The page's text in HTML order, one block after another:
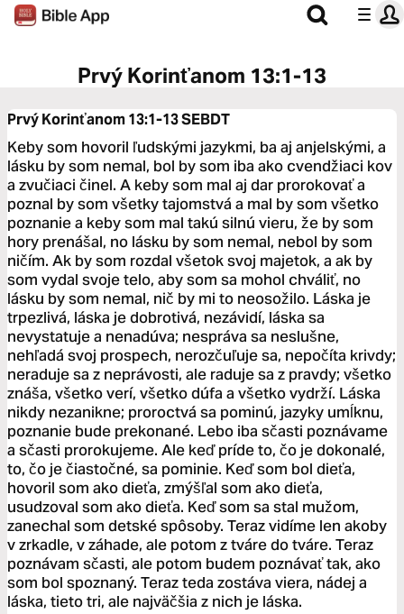
Prvý Korinťanom 13:1-13
Prvý Korinťanom 13:1-13SEBDT
Keby som hovoril ľudskými jazykmi, ba aj anjelskými, a
lásku by som nemal, bol by som iba ako cvendžiaci kov
a zvučiaci činel. A keby som mal aj dar prorokovať a
poznal by som všetky tajomstvá a mal by som všetko
poznanie a keby som mal takú silnú vieru, že by som
hory prenášal, no lásku by som nemal, nebol by som
ničím. Ak by som rozdal všetok svoj majetok, a ak by
som vydal svoje telo, aby som sa mohol chváliť, no
lásku by som nemal, nič by mi to neosožilo. Láska je
trpezlivá, láska je dobrotivá, nezávidí, láska sa
nevystatuje a nenadúva; nespráva sa neslušne,
nehľadá svoj prospech, nerozčuľuje sa, nepočíta krivdy;
neraduje sa z neprávosti, ale raduje sa z pravdy; všetko
znáša, všetko verí, všetko dúfa a všetko vydrží. Láska
nikdy nezanikne; proroctvá sa pominú, jazyky umĺknu,
poznanie bude prekonané. Lebo iba sčasti poznávame
a sčasti prorokujeme. Ale keď príde to, čo je dokonalé,
to, čo je čiastočné, sa pominie. Keď som bol dieťa,
hovoril som ako dieťa, zmýšľal som ako dieťa,
usudzoval som ako dieťa. Keď som sa stal mužom,
zanechal som detské spôsoby. Teraz vidíme len akoby
v zrkadle, v záhade, ale potom z tváre do tváre. Teraz
poznávam sčasti, ale potom budem poznávať tak, ako
som bol spoznaný. Teraz teda zostáva viera, nádej a
láska, tieto tri, ale najväčšia z nich je láska.